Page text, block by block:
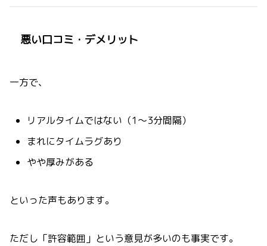
悪い口コミ・デメリット
一方で、
リアルタイムではない（1〜3分間隔）
まれにタイムラグあり
やや厚みがある
といった声もあります。
ただし「許容範囲」という意見が多いのも事実です。